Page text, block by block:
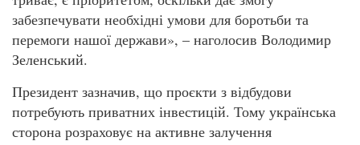
забезпечувати необхідні умови для боротьби та
перемоги нашої держави», – наголосив Володимир
Зеленський.
Президент зазначив, що проєкти з відбудови
потребують приватних інвестицій. Тому українська
сторона розраховує на активне залучення